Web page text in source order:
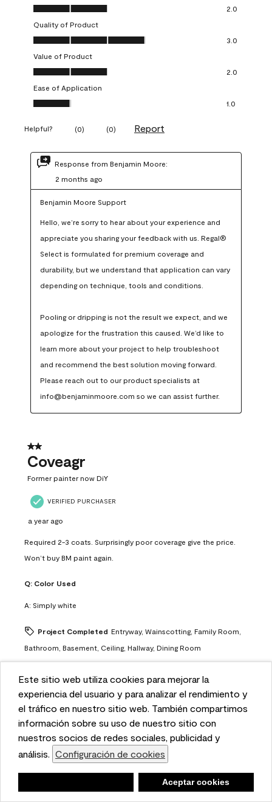
This website uses cookies to enhance user experience
and to analyze performance and traffic on our website.
We also share information about your use of our site
with our social media, advertising, and analytics
partners. Cookie Settings
Accept Cookies
Este sitio web utiliza cookies para mejorar la
experiencia del usuario y para analizar el rendimiento y
el tráfico en nuestro sitio web. También compartimos
información sobre su uso de nuestro sitio con
nuestros socios de redes sociales, publicidad y
análisis. Configuración de cookies
Aceptar cookies
Overall Appearance, 2.0 out of 5
2.0
Quality of Product
Quality of Product, 3.0 out of 5
3.0
Value of Product
Value of Product, 2.0 out of 5
2.0
Ease of Application
Ease of Application, 1.0 out of 5
1.0
Helpful? (0) (0) Report
Response from Benjamin Moore:
2 months ago
Benjamin Moore Support
Hello, we’re sorry to hear about your experience and
appreciate you sharing your feedback with us. Regal®
Select is formulated for premium coverage and
durability, but we understand that application can vary
depending on technique, tools and conditions.
Pooling or dripping is not the result we expect, and we
apologize for the frustration this caused. We’d like to
learn more about your project to help troubleshoot
and recommend the best solution moving forward.
Please reach out to our product specialists at
info@benjaminmoore.com so we can assist further.
2 out of 5 stars.
Coveagr
Former painter now DiY
VERIFIED PURCHASER
a year ago
Required 2-3 coats. Surprisingly poor coverage give the price.
Won’t buy BM paint again.
Q: Color Used
A: Simply white
Project Completed Entryway, Wainscotting, Family Room,
Bathroom, Basement, Ceiling, Hallway, Dining Room
Overall Appearance
Overall Appearance, 3.0 out of 5
3.0
Quality of Product
Quality of Product, 3.0 out of 5
Value of Product
Value of Product, 2.0 out of 5
2.0
Ease of Application